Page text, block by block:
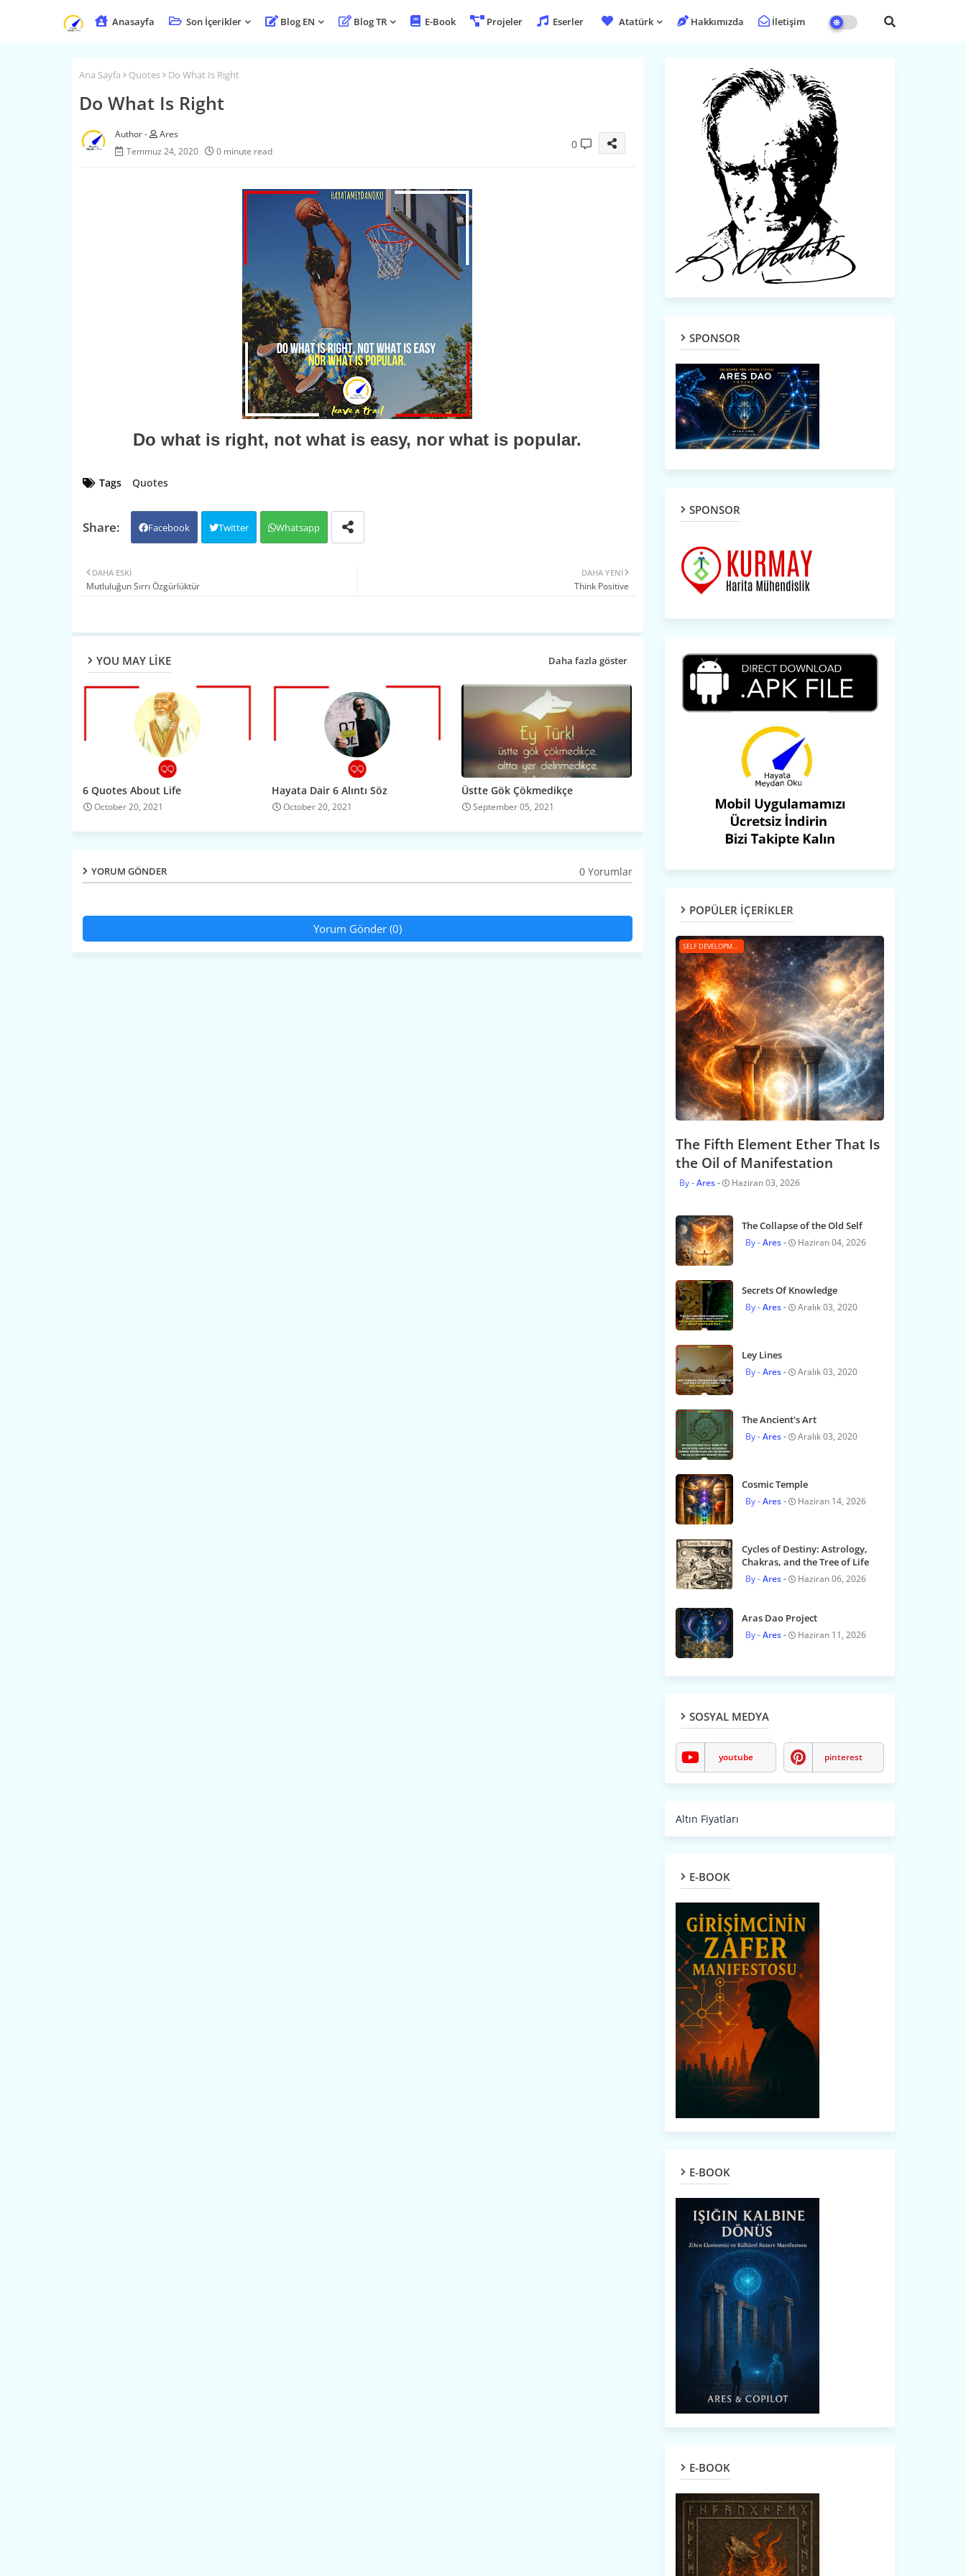
Anasayfa Son İçerikler Blog EN Blog TR E-Book Projeler Eserler Atatürk Hakkımızda İletişim
Ana Sayfa Quotes Do What Is Right
Do What Is Right
Ares
Temmuz 24, 2020
0 minute read
0
Do what is right, not what is easy, nor what is popular.
Tags Quotes
Facebook Twitter Whatsapp
DAHA YENI
Think Positive
DAHA ESKI
Mutluluğun Sırrı Özgürlüktür
YOU MAY LIKE Daha fazla göster
6 Quotes About Life
October 20, 2021
Hayata Dair 6 Alıntı Söz
October 20, 2021
Üstte Gök Çökmedikçe
September 05, 2021
YORUM GÖNDER 0 Yorumlar
Yorum Gönder (0)
SPONSOR
SPONSOR
POPÜLER İÇERİKLER
SELF DEVELOPMENT
The Fifth Element Ether That Is
the Oil of Manifestation
Ares Haziran 03, 2026
The Collapse of the Old Self
Ares Haziran 04, 2026
Secrets Of Knowledge
Ares Aralık 03, 2020
Ley Lines
Ares Aralık 03, 2020
The Ancient's Art
Ares Aralık 03, 2020
Cosmic Temple
Ares Haziran 14, 2026
Cycles of Destiny: Astrology,
Chakras, and the Tree of Life
Ares Haziran 06, 2026
Aras Dao Project
Ares Haziran 11, 2026
SOSYAL MEDYA
youtube pinterest
Altın Fiyatları
E-BOOK
E-BOOK
E-BOOK